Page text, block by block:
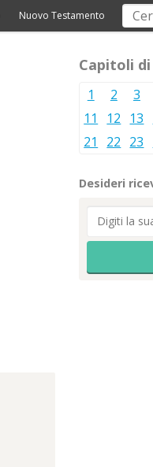
Nuovo Testamento
Capitoli di
1 2 3
11
12 13
21 22 23
Desideri